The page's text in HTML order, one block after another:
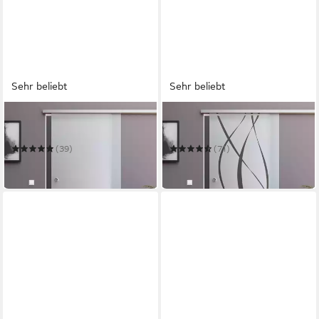
Sehr beliebt
(39)
ab 179,99 €
Sehr beliebt
Glasschiebetür M6
(71)
ab 179,99 €
in 5-6 Werktagen bei dir